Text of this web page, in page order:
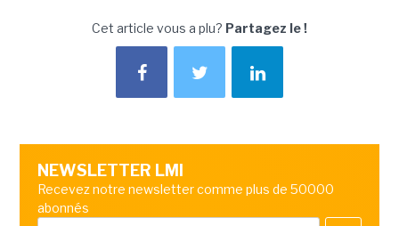
Cet article vous a plu? Partagez le !
NEWSLETTER LMI
Recevez notre newsletter comme plus de 50000
abonnés